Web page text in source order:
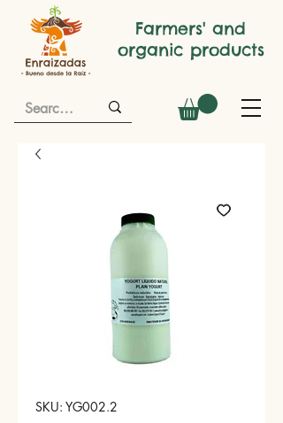
Farmers' and
organic products
SKU: YG002.2